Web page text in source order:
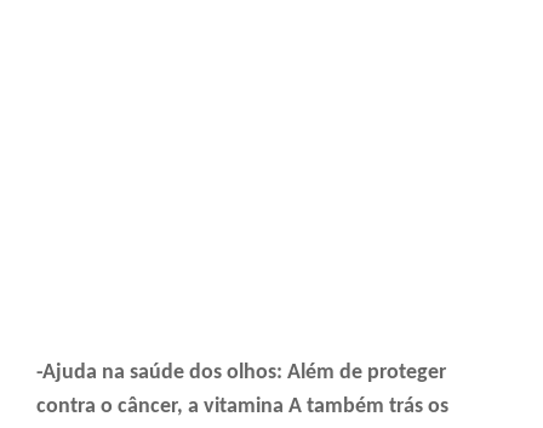
-Ajuda na saúde dos olhos: Além de proteger
contra o câncer, a vitamina A também trás os